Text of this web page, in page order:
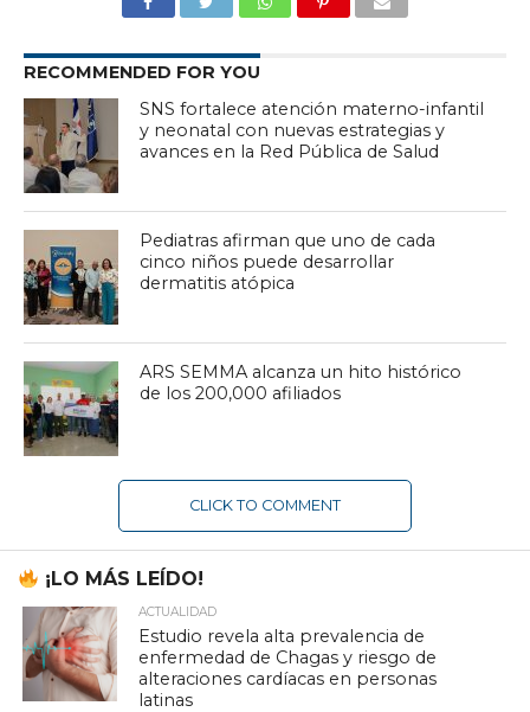
RECOMMENDED FOR YOU
SNS fortalece atención materno-infantil
y neonatal con nuevas estrategias y
avances en la Red Pública de Salud
Pediatras afirman que uno de cada
cinco niños puede desarrollar
dermatitis atópica
ARS SEMMA alcanza un hito histórico
de los 200,000 afiliados
CLICK TO COMMENT
¡LO MÁS LEÍDO!
ACTUALIDAD
Estudio revela alta prevalencia de
enfermedad de Chagas y riesgo de
alteraciones cardíacas en personas
latinas